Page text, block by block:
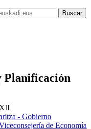
Planificación
- Gobierno
de Economía